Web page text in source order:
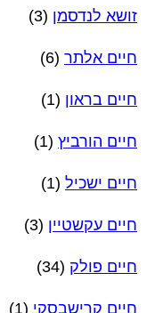
זושא לנדסמן (3)
חיים אלתר (6)
חיים בראון (1)
חיים הורביץ (1)
חיים ישכיל (1)
חיים עקשטיין (3)
חיים פולק (34)
חיים קרישבסקי (1)